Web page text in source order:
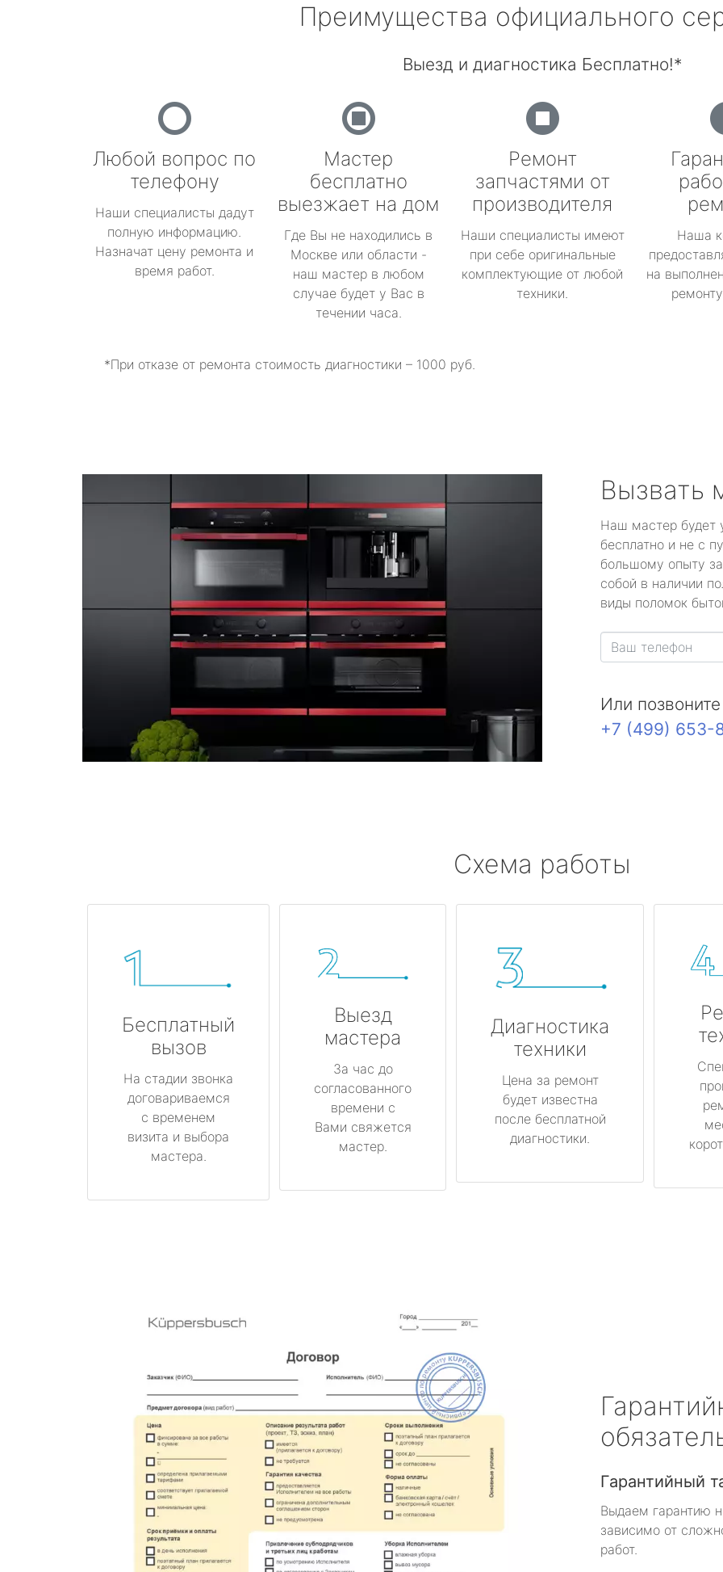
Преимущества официального
Выезд и диагностика Бесплатно!*
Любой вопрос по
телефону
Наши специалисты дадут
полную информацию.
Назначат цену ремонта и
время работ.
Мастер
бесплатно
выезжает на дом
Где Вы не находились в
Москве или области -
наш мастер в любом
случае будет у Вас в
течении часа.
Ремонт
запчастями от
производителя
Наши специалисты имеют
при себе оригинальные
комплектующие от любой
техники.
Наша
на
*При отказе от ремонта стоимость диагностики – 1000 руб.
Вызвать
Наш мастер будет
бесплатно и не с
большому опыту
собой в наличии
виды поломок
Или
+7 (499) 653-
Схема работы
Бесплатный
вызов
На стадии звонка
договариваемся
с временем
визита и выбора
мастера.
Выезд
мастера
За час до
согласованного
времени с
Вами свяжется
мастер.
Диагностика
техники
Цена за ремонт
будет известна
после бесплатной
диагностики.
Гарантийный
Выдаем гарантию
зависимо от
работ.